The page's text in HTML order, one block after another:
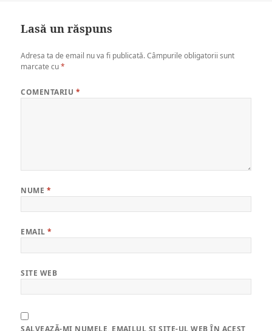
Lasă un răspuns
Adresa ta de email nu va fi publicată. Câmpurile obligatorii sunt
marcate cu*
COMENTARIU *
NUME *
EMAIL*
SITE WEB